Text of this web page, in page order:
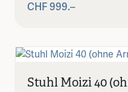
CHF 999.–
Stuhl Moizi 40